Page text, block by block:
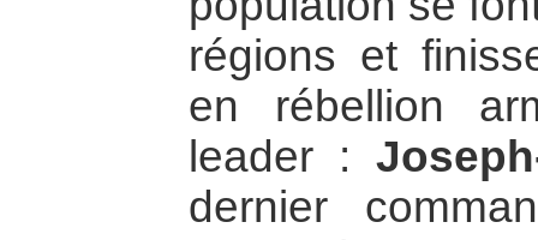
régions et
en rébellion
leader :
dernier